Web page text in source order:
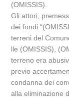
(OMISSIS).
Gli attori,
dei fondi
terreni del
lle (OMISSIS),
terreno era
previo
condanna dei
alla eliminazione